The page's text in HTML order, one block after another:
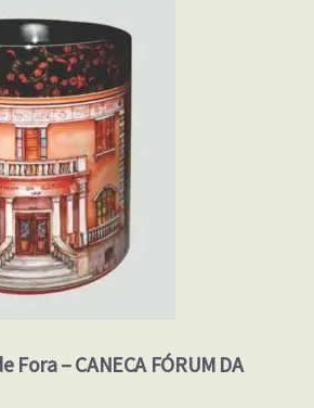
Fora – CANECA FÓRUM DA